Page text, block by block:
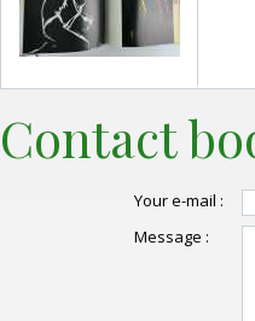
Contact
Your e-mail :
Message :